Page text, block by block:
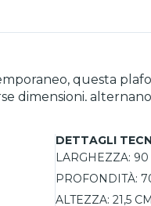
questa
dimensioni,
dinamica dei
E27 offre massima versatilità, permettendo di scegliere
ecologica o altre
accogliente e
di design
DETTAGLI
LARGHEZZA: 90
PROFONDITÀ:
ALTEZZA: 21,5 CM